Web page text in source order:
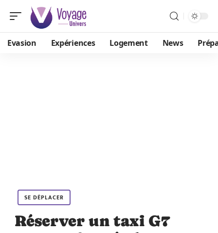
Evasion Expériences Logement News
SE DÉPLACER
Réserver un taxi G7